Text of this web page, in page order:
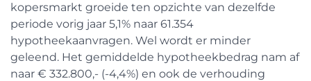
kopersmarkt groeide ten opzichte van dezelfde
periode vorig jaar 5,1% naar 61.354
hypotheekaanvragen. Wel wordt er minder
geleend. Het gemiddelde hypotheekbedrag nam af
naar € 332.800,- (-4,4%) en ook de verhouding